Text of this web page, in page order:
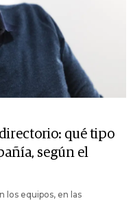
qué tipo
según el
los equipos, en las